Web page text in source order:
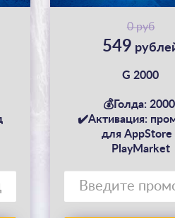
0 руб
549
G 2000
💰Голда:
✔️Активация:
для AppStore
PlayMarket